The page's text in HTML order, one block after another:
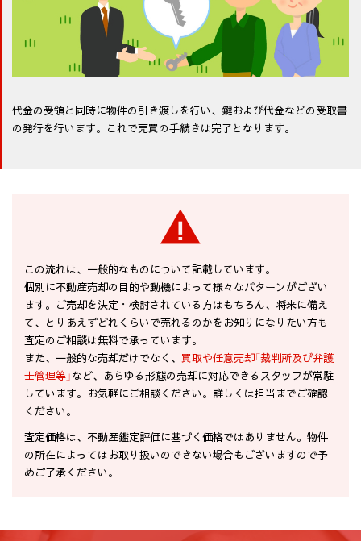
代金の受領と同時に物件の引き渡しを行い、鍵および代金などの受取書
の発行を行います。これで売買の手続きは完了となります。
この流れは、一般的なものについて記載しています。
個別に不動産売却の目的や動機によって様々なパターンがござい
ます。ご売却を決定・検討されている方はもちろん、将来に備え
て、とりあえずどれくらいで売れるのかをお知りになりたい方も
査定のご相談は無料で承っています。
また、一般的な売却だけでなく、 買取や任意売却「裁判所及び弁護
士管理等」など、あらゆる形態の売却に対応できるスタッフが常駐
しています。お気軽にご相談ください。詳しくは担当までご確認
ください。
査定価格は、不動産鑑定評価に基づく価格ではありません。物件
の所在によってはお取り扱いのできない場合もございますので予
めご了承ください。